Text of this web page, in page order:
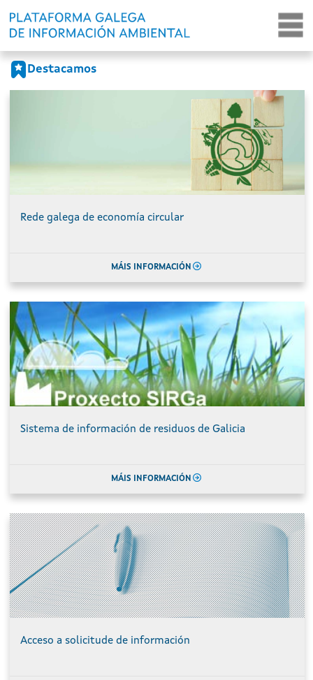
Destacamos
Rede galega de economía circular
MÁIS INFORMACIÓN
Sistema de información de residuos de Galicia
MÁIS INFORMACIÓN
Acceso a solicitude de información